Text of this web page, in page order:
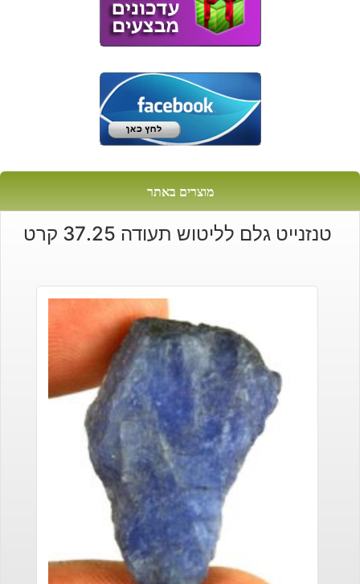
מוצרים באתר
טנזנייט גלם לליטוש תעודה 37.25 קרט